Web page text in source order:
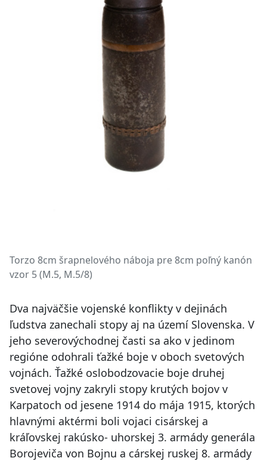
Torzo 8cm šrapnelového náboja pre 8cm poľný kanón
vzor 5 (M.5, M.5/8)
Dva najväčšie vojenské konflikty v dejinách
ľudstva zanechali stopy aj na území Slovenska. V
jeho severovýchodnej časti sa ako v jedinom
regióne odohrali ťažké boje v oboch svetových
vojnách. Ťažké oslobodzovacie boje druhej
svetovej vojny zakryli stopy krutých bojov v
Karpatoch od jesene 1914 do mája 1915, ktorých
hlavnými aktérmi boli vojaci cisárskej a
kráľovskej rakúsko- uhorskej 3. armády generála
Borojeviča von Bojnu a cárskej ruskej 8. armády